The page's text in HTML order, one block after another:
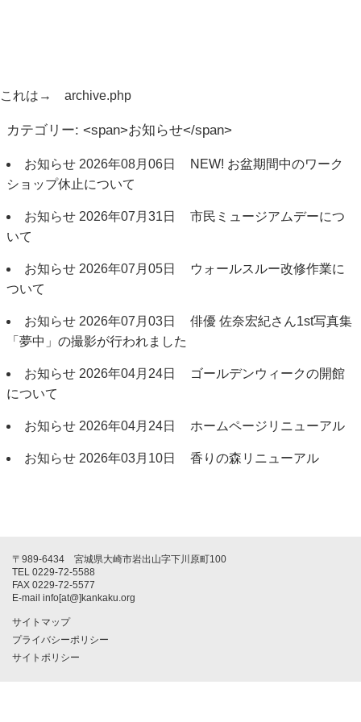
これは→ archive.php
カテゴリー: <span>お知らせ</span>
お知らせ 2026年08月06日 NEW! お盆期間中のワーク
ショップ休止について
お知らせ 2026年07月31日
市民ミュージアムデーにつ
いて
お知らせ 2026年07月05日
ウォールスルー改修作業に
ついて
お知らせ 2026年07月03日
俳優 佐奈宏紀さん1st写真集
「夢中」の撮影が行われました
お知らせ 2026年04月24日
ゴールデンウィークの開館
について
お知らせ 2026年04月24日 ホームページリニューアル
お知らせ 2026年03月10日 香りの森リニューアル
〒989-6434 宮城県大崎市岩出山字下川原町100
TEL 0229-72-5588
FAX 0229-72-5577
E-mail info[at@]kankaku.org
サイトマップ
プライバシーポリシー
サイトポリシー